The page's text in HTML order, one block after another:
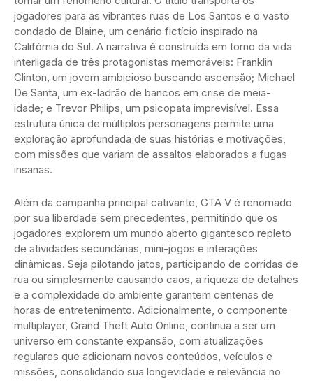
jogadores para as vibrantes ruas de Los Santos e o vasto
condado de Blaine, um cenário fictício inspirado na
Califórnia do Sul. A narrativa é construída em torno da vida
interligada de três protagonistas memoráveis: Franklin
Clinton, um jovem ambicioso buscando ascensão; Michael
De Santa, um ex-ladrão de bancos em crise de meia-
idade; e Trevor Philips, um psicopata imprevisível. Essa
estrutura única de múltiplos personagens permite uma
exploração aprofundada de suas histórias e motivações,
com missões que variam de assaltos elaborados a fugas
insanas.
Além da campanha principal cativante, GTA V é renomado
por sua liberdade sem precedentes, permitindo que os
jogadores explorem um mundo aberto gigantesco repleto
de atividades secundárias, mini-jogos e interações
dinâmicas. Seja pilotando jatos, participando de corridas de
rua ou simplesmente causando caos, a riqueza de detalhes
e a complexidade do ambiente garantem centenas de
horas de entretenimento. Adicionalmente, o componente
multiplayer, Grand Theft Auto Online, continua a ser um
universo em constante expansão, com atualizações
regulares que adicionam novos conteúdos, veículos e
missões, consolidando sua longevidade e relevância no